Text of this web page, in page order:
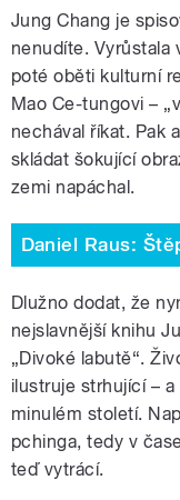
Jung Chang je
nenudíte. Vyrůstala
poté oběti kulturní
Mao Ce-tungovi –
nechával říkat. Pak
skládat šokující
zemi napáchal.
Daniel Raus:
Dlužno dodat, že
nejslavnější knihu
„Divoké labutě“.
ilustruje strhující –
minulém století.
pchinga, tedy v
teď vytrácí.